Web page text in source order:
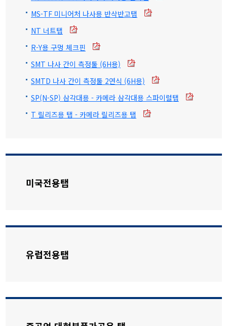
MS-TF 미니어처 나사용 반삭반고탭
NT 너트탭
R-Y용 구멍 체크핀
SMT 나사 간이 측정툴 (6H용)
SMTD 나사 간이 측정툴 2연식 (6H용)
SP(N-SP) 삼각대용 - 카메라 삼각대용 스파이럴탭
T 릴리즈용 탭 - 카메라 릴리즈용 탭
미국전용탭
유럽전용탭